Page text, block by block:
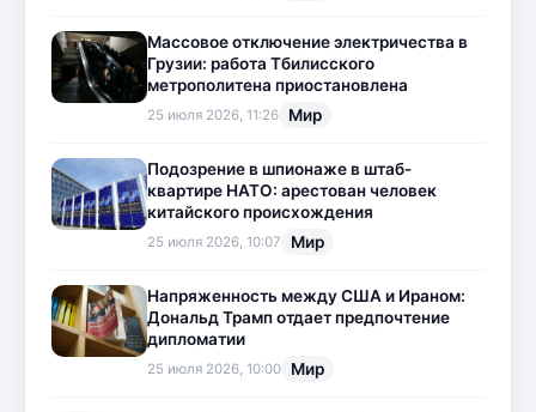
Массовое отключение электричества в
Грузии: работа Тбилисского
метрополитена приостановлена
25 июля 2026, 11:26 Мир
Подозрение в шпионаже в штаб-
квартире НАТО: арестован человек
китайского происхождения
25 июля 2026, 10:07 Мир
Напряженность между США и Ираном:
Дональд Трамп отдает предпочтение
дипломатии
25 июля 2026, 10:00 Мир